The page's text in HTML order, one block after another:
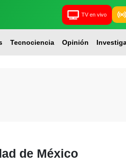
TV en vivo
Tecnociencia Opinión
de México